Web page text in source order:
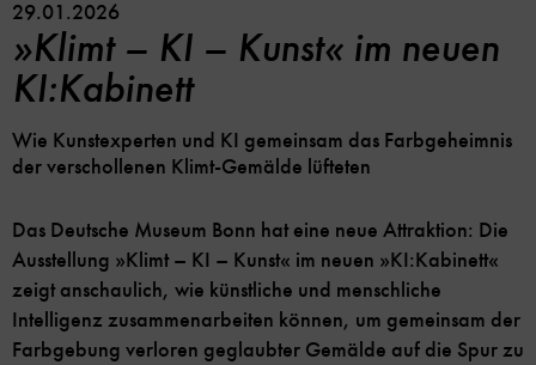
29.01.2026
»Klimt – KI – Kunst« im neuen
KI:Kabinett
Wie Kunstexperten und KI gemeinsam das Farbgeheimnis
der verschollenen Klimt-Gemälde lüfteten
Das Deutsche Museum Bonn hat eine neue Attraktion: Die
Ausstellung »Klimt – KI – Kunst« im neuen »KI:Kabinett«
zeigt anschaulich, wie künstliche und menschliche
Intelligenz zusammenarbeiten können, um gemeinsam der
Farbgebung verloren geglaubter Gemälde auf die Spur zu